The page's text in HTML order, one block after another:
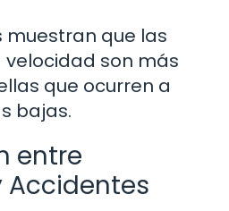
muestran que las
son más
que ocurren a
bajas.
entre
Accidentes